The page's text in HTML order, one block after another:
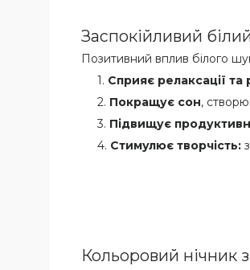
Заспокійливий
Позитивний вплив білого
Сприяє релаксації
Покращує сон,
Підвищує
Стимулює творчість:
Кольоровий нічник